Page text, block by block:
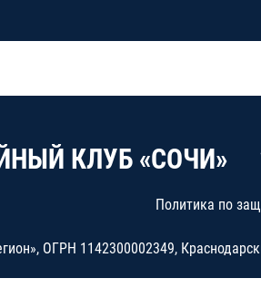
КЛУБ «СОЧИ»
Политика по
ОГРН 1142300002349,